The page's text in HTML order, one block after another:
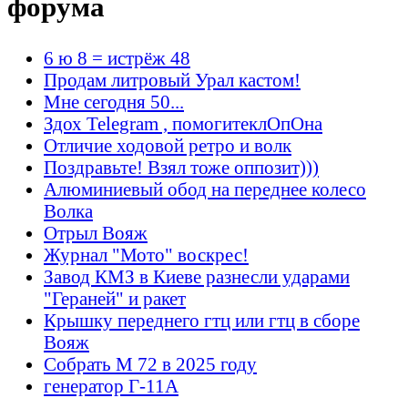
форума
6 ю 8 = истрёж 48
Продам литровый Урал кастом!
Мне сегодня 50...
Здох Telegram , помогитеклОпОна
Отличие ходовой ретро и волк
Поздравьте! Взял тоже оппозит)))
Алюминиевый обод на переднее колесо
Волка
Отрыл Вояж
Журнал "Мото" воскрес!
Завод КМЗ в Киеве разнесли ударами
"Гераней" и ракет
Крышку переднего гтц или гтц в сборе
Вояж
Собрать М 72 в 2025 году
генератор Г-11А